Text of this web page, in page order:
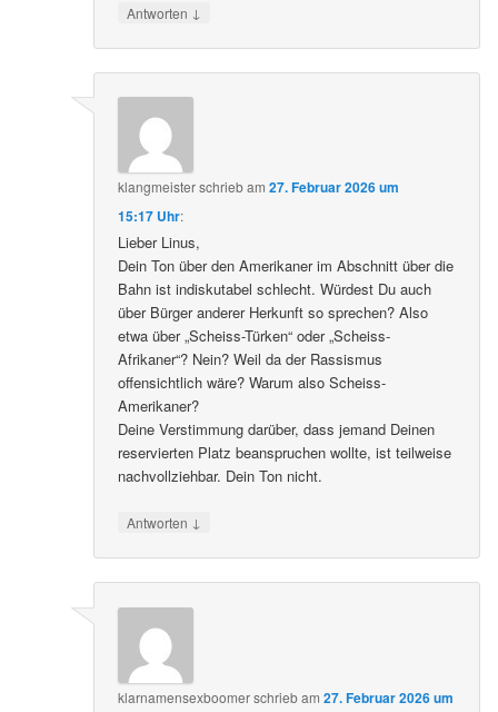
Antworten ↓
klangmeisterschriebam27. Februar 2026 um
15:17 Uhr:
Lieber Linus,
Dein Ton über den Amerikaner im Abschnitt über die
Bahn ist indiskutabel schlecht. Würdest Du auch
über Bürger anderer Herkunft so sprechen? Also
etwa über „Scheiss-Türken“ oder „Scheiss-
Afrikaner“? Nein? Weil da der Rassismus
offensichtlich wäre? Warum also Scheiss-
Amerikaner?
Deine Verstimmung darüber, dass jemand Deinen
reservierten Platz beanspruchen wollte, ist teilweise
nachvollziehbar. Dein Ton nicht.
Antworten ↓
klarnamensexboomerschriebam27. Februar 2026 um